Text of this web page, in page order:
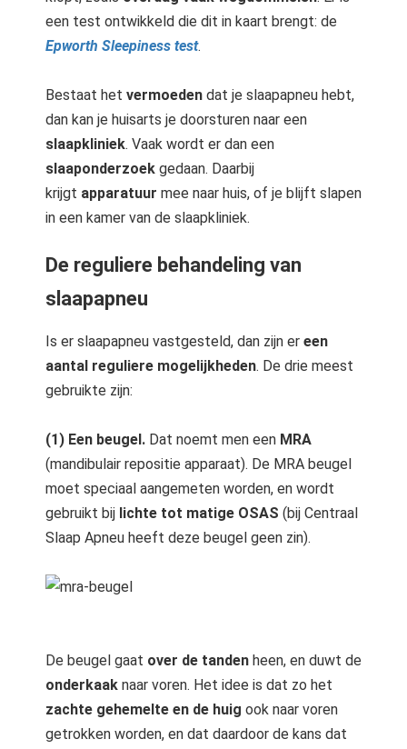
een test ontwikkeld die dit in kaart brengt: de
Epworth Sleepiness test.
Bestaat het vermoeden dat je slaapapneu hebt,
dan kan je huisarts je doorsturen naar een
slaapkliniek. Vaak wordt er dan een
slaaponderzoek gedaan. Daarbij
krijgt apparatuur mee naar huis, of je blijft slapen
in een kamer van de slaapkliniek.
De reguliere behandeling van
slaapapneu
Is er slaapapneu vastgesteld, dan zijn er een
aantal reguliere mogelijkheden. De drie meest
gebruikte zijn:
(1) Een beugel. Dat noemt men een MRA
(mandibulair repositie apparaat). De MRA beugel
moet speciaal aangemeten worden, en wordt
gebruikt bij lichte tot matige OSAS (bij Centraal
Slaap Apneu heeft deze beugel geen zin).
De beugel gaat over de tanden heen, en duwt de
onderkaak naar voren. Het idee is dat zo het
zachte gehemelte en de huig ook naar voren
getrokken worden, en dat daardoor de kans dat